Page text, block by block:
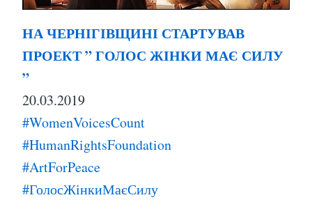
НА ЧЕРНІГІВЩИНІ СТАРТУВАВ
ПРОЕКТ ” ГОЛОС ЖІНКИ МАЄ СИЛУ
”
20.03.2019
#WomenVoicesCount
#HumanRightsFoundation
#ArtForPeace
#ГолосЖінкиМаєСилу